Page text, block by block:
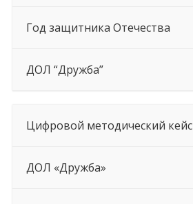
Год защитника Отечества
ДОЛ “Дружба”
Цифровой методический кейс
ДОЛ «Дружба»